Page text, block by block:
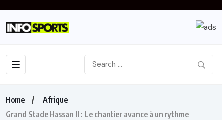
Home
Afrique
Grand Stade Hassan II : Le chantier avance à un rythme